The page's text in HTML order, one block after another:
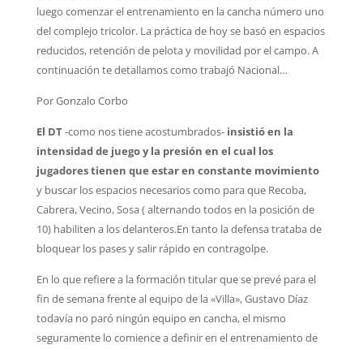
luego comenzar el entrenamiento en la cancha número uno
del complejo tricolor. La práctica de hoy se basó en espacios
reducidos, retención de pelota y movilidad por el campo. A
continuación te detallamos como trabajó Nacional…
Por Gonzalo Corbo
El DT-como nos tiene acostumbrados- insistió en la
intensidad de juego y la presión en el cual los
jugadores tienen que estar en constante movimiento
y buscar los espacios necesarios como para que Recoba,
Cabrera, Vecino, Sosa ( alternando todos en la posición de
10) habiliten a los delanteros.En tanto la defensa trataba de
bloquear los pases y salir rápido en contragolpe.
En lo que refiere a la formación titular que se prevé para el
fin de semana frente al equipo de la «Villa», Gustavo Díaz
todavía no paró ningún equipo en cancha, el mismo
seguramente lo comience a definir en el entrenamiento de